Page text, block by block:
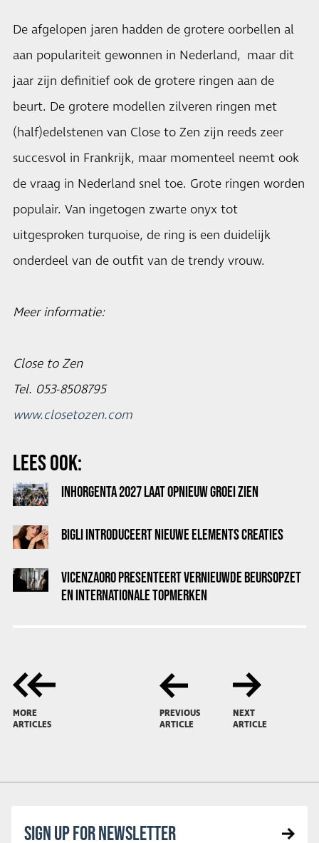
De afgelopen jaren hadden de grotere oorbellen al
aan populariteit gewonnen in Nederland, maar dit
jaar zijn definitief ook de grotere ringen aan de
beurt. De grotere modellen zilveren ringen met
(half)edelstenen van Close to Zen zijn reeds zeer
succesvol in Frankrijk, maar momenteel neemt ook
de vraag in Nederland snel toe. Grote ringen worden
populair. Van ingetogen zwarte onyx tot
uitgesproken turquoise, de ring is een duidelijk
onderdeel van de outfit van de trendy vrouw.
Meer informatie:
Close to Zen
Tel. 053-8508795
www.closetozen.com
LEES OOK:
INHORGENTA 2027 LAAT OPNIEUW GROEI ZIEN
BIGLI INTRODUCEERT NIEUWE ELEMENTS CREATIES
VICENZAORO PRESENTEERT VERNIEUWDE BEURSOPZET
EN INTERNATIONALE TOPMERKEN
MORE
ARTICLES
PREVIOUS
ARTICLE
NEXT
ARTICLE
SIGN UP FOR NEWSLETTER